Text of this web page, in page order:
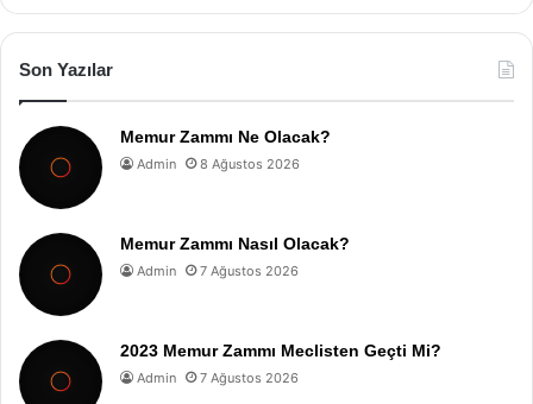
Son Yazılar
Memur Zammı Ne Olacak?
Admin 8 Ağustos 2026
Memur Zammı Nasıl Olacak?
Admin 7 Ağustos 2026
2023 Memur Zammı Meclisten Geçti Mi?
Admin 7 Ağustos 2026